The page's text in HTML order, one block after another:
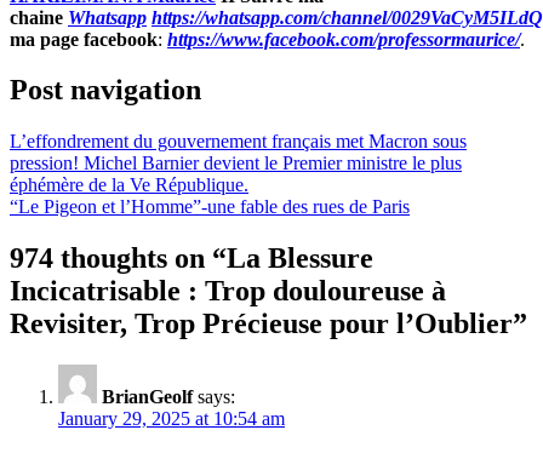
chaine Whatsapp https://whatsapp.com/channel/
ma page facebook: https://www.facebook.com/professormaurice/.
Post navigation
L’effondrement du gouvernement français met Macron sous
pression! Michel Barnier devient le Premier ministre le plus
éphémère de la Ve République.
“Le Pigeon et l’Homme”-une fable des rues de Paris
974 thoughts on “La Blessure
Incicatrisable : Trop douloureuse à
Revisiter, Trop Précieuse pour l’Oublier”
BrianGeolf says:
January 29, 2025 at 10:54 am